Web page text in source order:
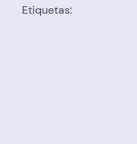
Etiquetas: